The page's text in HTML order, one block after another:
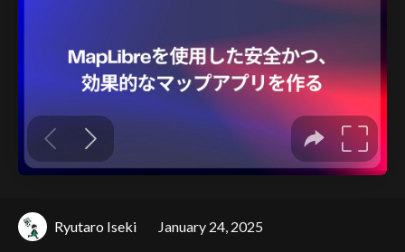
Ryutaro Iseki January 24, 2025